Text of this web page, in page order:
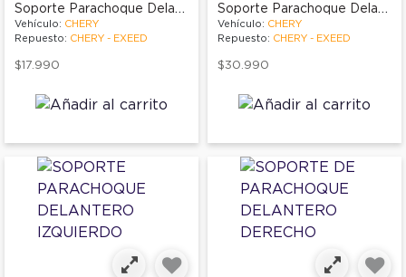
Soporte Parachoque Delantero Izquierdo
Vehículo: CHERY
Repuesto: CHERY - EXEED
$17.990
Soporte Parachoque Delantero Izquierdo
Vehículo: CHERY
Repuesto: CHERY - EXEED
$30.990